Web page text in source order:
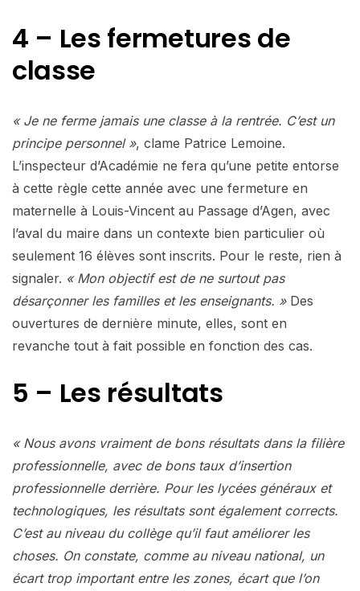
4 – Les fermetures de
classe
« Je ne ferme jamais une classe à la rentrée. C’est un
principe personnel », clame Patrice Lemoine.
L’inspecteur d’Académie ne fera qu’une petite entorse
à cette règle cette année avec une fermeture en
maternelle à Louis-Vincent au Passage d’Agen, avec
l’aval du maire dans un contexte bien particulier où
seulement 16 élèves sont inscrits. Pour le reste, rien à
signaler. « Mon objectif est de ne surtout pas
désarçonner les familles et les enseignants. »Des
ouvertures de dernière minute, elles, sont en
revanche tout à fait possible en fonction des cas.
5 – Les résultats
« Nous avons vraiment de bons résultats dans la filière
professionnelle, avec de bons taux d’insertion
professionnelle derrière. Pour les lycées généraux et
technologiques, les résultats sont également corrects.
C’est au niveau du collège qu’il faut améliorer les
choses. On constate, comme au niveau national, un
écart trop important entre les zones, écart que l’on